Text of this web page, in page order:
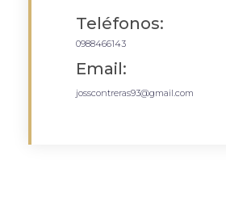
Teléfonos:
0988466143
Email:
josscontreras93@gmail.com